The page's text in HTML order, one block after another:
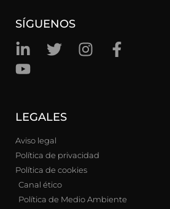
SÍGUENOS
LEGALES
Aviso legal
Política de privacidad
Política de cookies
Canal ético
Política de Medio Ambiente